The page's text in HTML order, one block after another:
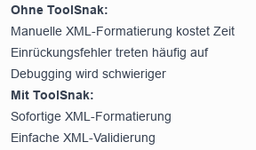
Ohne ToolSnak:
Manuelle XML-Formatierung kostet Zeit
Einrückungsfehler treten häufig auf
Debugging wird schwieriger
Mit ToolSnak:
Sofortige XML-Formatierung
Einfache XML-Validierung